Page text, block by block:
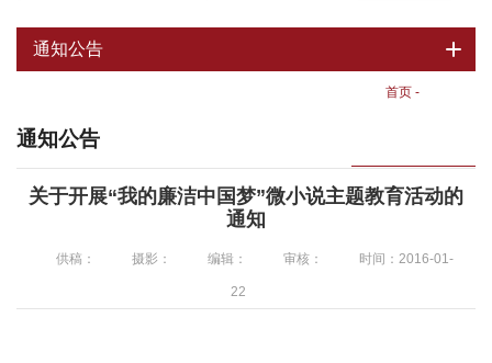
通知公告
首页 -
通知公告
关于开展“我的廉洁中国梦”微小说主题教育活动的
通知
供稿： 摄影： 编辑： 审核： 时间：2016-01-
22